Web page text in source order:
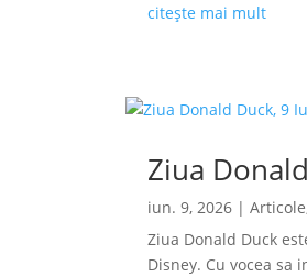
citește mai mult
Ziua
iun. 9, 2026 |Articole
Ziua Donald Duck
Disney. Cu vocea